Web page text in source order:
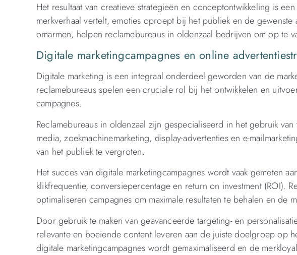
Het resultaat van creatieve strategieën en conceptontwikkeling is
merkverhaal vertelt, emoties oproept bij het publiek en de
omarmen, helpen reclamebureaus in oldenzaal bedrijven om op te
Digitale marketingcampagnes en online
Digitale marketing is een integraal onderdeel geworden van de
reclamebureaus spelen een cruciale rol bij het ontwikkelen en
campagnes.
Reclamebureaus in oldenzaal zijn gespecialiseerd in het gebruik
media, zoekmachinemarketing, display-advertenties en e-
van het publiek te vergroten.
Het succes van digitale marketingcampagnes wordt vaak gemeten
klikfrequentie, conversiepercentage en return on investment (ROI).
optimaliseren campagnes om maximale resultaten te behalen en de
Door gebruik te maken van geavanceerde targeting- en
relevante en boeiende content leveren aan de juiste doelgroep op
digitale marketingcampagnes wordt gemaximaliseerd en de